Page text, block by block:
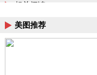
相关阅读
美图推荐